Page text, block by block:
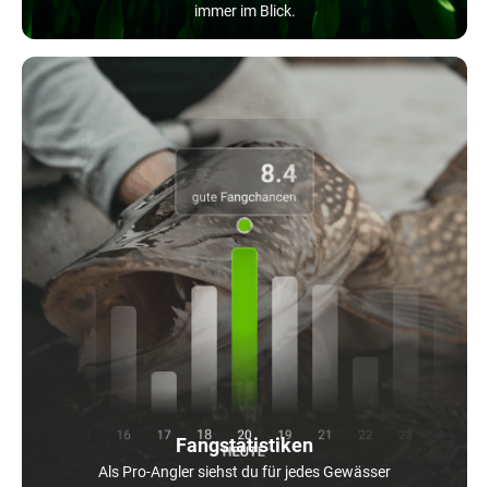
immer im Blick.
Fangstatistiken
Als Pro-Angler siehst du für jedes Gewässer